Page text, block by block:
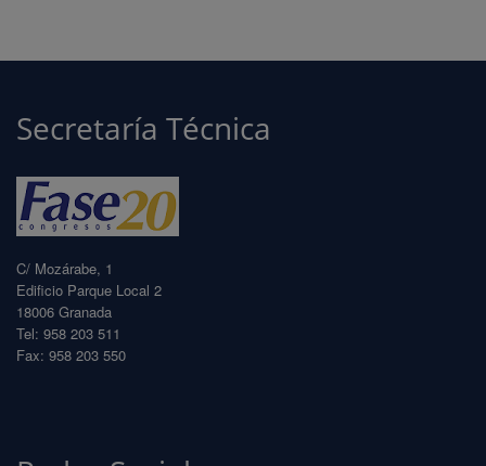
Secretaría Técnica
C/ Mozárabe, 1
Edificio Parque Local 2
18006 Granada
Tel: 958 203 511
Fax: 958 203 550